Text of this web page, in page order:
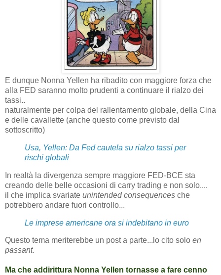
E dunque Nonna Yellen ha ribadito con maggiore forza che
alla FED saranno molto prudenti a continuare il rialzo dei
tassi..
naturalmente per colpa del rallentamento globale, della Cina
e delle cavallette (anche questo come previsto dal
sottoscritto)
Usa, Yellen: Da Fed cautela su rialzo tassi per
rischi globali
In realtà la divergenza sempre maggiore FED-BCE sta
creando delle belle occasioni di carry trading e non solo....
il che implica svariate unintended consequences che
potrebbero andare fuori controllo...
Le imprese americane ora si indebitano in euro
Questo tema meriterebbe un post a parte...lo cito solo en
passant.
Ma che addirittura Nonna Yellen tornasse a fare cenno